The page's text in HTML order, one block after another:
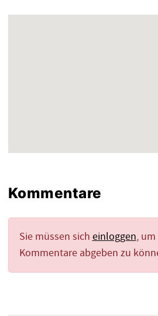
Kommentare
Sie müssen sich einloggen,
Kommentare abgeben zu